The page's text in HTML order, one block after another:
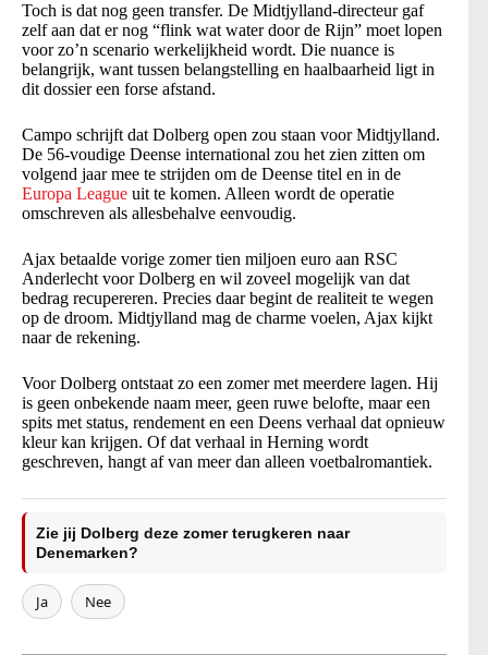
Toch is dat nog geen transfer. De Midtjylland-directeur gaf
zelf aan dat er nog “flink wat water door de Rijn” moet lopen
voor zo’n scenario werkelijkheid wordt. Die nuance is
belangrijk, want tussen belangstelling en haalbaarheid ligt in
dit dossier een forse afstand.
Campo schrijft dat Dolberg open zou staan voor Midtjylland.
De 56-voudige Deense international zou het zien zitten om
volgend jaar mee te strijden om de Deense titel en in de
Europa League uit te komen. Alleen wordt de operatie
omschreven als allesbehalve eenvoudig.
Ajax betaalde vorige zomer tien miljoen euro aan RSC
Anderlecht voor Dolberg en wil zoveel mogelijk van dat
bedrag recupereren. Precies daar begint de realiteit te wegen
op de droom. Midtjylland mag de charme voelen, Ajax kijkt
naar de rekening.
Voor Dolberg ontstaat zo een zomer met meerdere lagen. Hij
is geen onbekende naam meer, geen ruwe belofte, maar een
spits met status, rendement en een Deens verhaal dat opnieuw
kleur kan krijgen. Of dat verhaal in Herning wordt
geschreven, hangt af van meer dan alleen voetbalromantiek.
Zie jij Dolberg deze zomer terugkeren naar
Denemarken?
Ja Nee